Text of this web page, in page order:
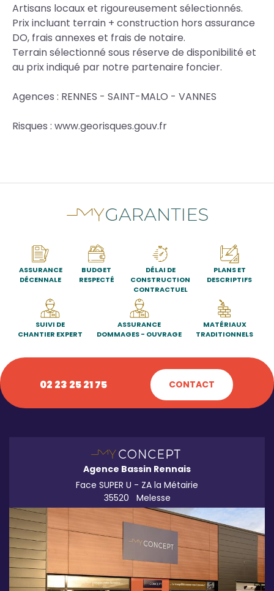
Artisans locaux et rigoureusement sélectionnés.
Prix incluant terrain + construction hors assurance
DO, frais annexes et frais de notaire.
Terrain sélectionné sous réserve de disponibilité et
au prix indiqué par notre partenaire foncier.
Agences : RENNES - SAINT-MALO - VANNES
Risques : www.georisques.gouv.fr
ASSURANCE
DÉCENNALE
BUDGET
RESPECTÉ
DÉLAI DE
CONSTRUCTION
CONTRACTUEL
PLANS ET
DESCRIPTIFS
SUIVI DE
CHANTIER EXPERT
ASSURANCE
DOMMAGES - OUVRAGE
MATÉRIAUX
TRADITIONNELS
02 23 25 21 75 CONTACT
Agence Bassin Rennais
Face SUPER U - ZA la Métairie
35520
Melesse